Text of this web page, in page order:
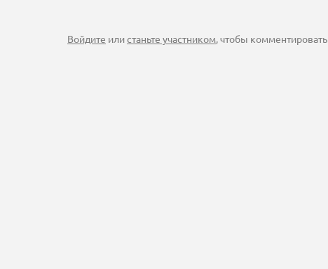
Войдите илистаньте участником, чтобы комментировать